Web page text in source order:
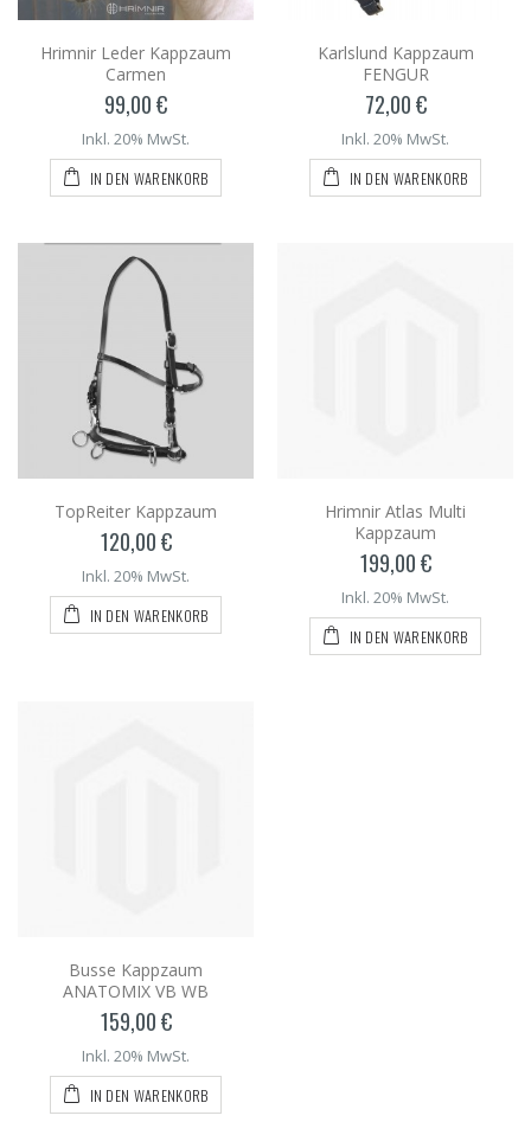
Hrimnir Leder Kappzaum
Carmen
99,00 €
Inkl. 20% MwSt.
IN DEN WARENKORB
Karlslund Kappzaum
FENGUR
72,00 €
Inkl. 20% MwSt.
IN DEN WARENKORB
TopReiter Kappzaum
120,00 €
Inkl. 20% MwSt.
IN DEN WARENKORB
Hrimnir Atlas Multi
Kappzaum
199,00 €
Inkl. 20% MwSt.
IN DEN WARENKORB
Busse Kappzaum
ANATOMIX VB WB
159,00 €
Inkl. 20% MwSt.
IN DEN WARENKORB